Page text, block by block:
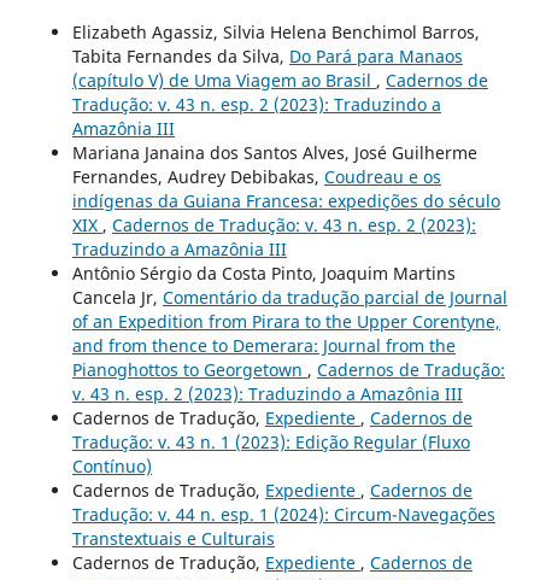
Elizabeth Agassiz, Silvia Helena Benchimol Barros,
Tabita Fernandes da Silva, Do Pará para Manaos
(capítulo V) de Uma Viagem ao Brasil , Cadernos de
Tradução: v. 43 n. esp. 2 (2023): Traduzindo a
Amazônia III
Mariana Janaina dos Santos Alves, José Guilherme
Fernandes, Audrey Debibakas, Coudreau e os
indígenas da Guiana Francesa: expedições do século
XIX , Cadernos de Tradução: v. 43 n. esp. 2 (2023):
Traduzindo a Amazônia III
Antônio Sérgio da Costa Pinto, Joaquim Martins
Cancela Jr, Comentário da tradução parcial de Journal
of an Expedition from Pirara to the Upper Corentyne,
and from thence to Demerara: Journal from the
Pianoghottos to Georgetown , Cadernos de Tradução:
v. 43 n. esp. 2 (2023): Traduzindo a Amazônia III
Cadernos de Tradução, Expediente , Cadernos de
Tradução: v. 43 n. 1 (2023): Edição Regular (Fluxo
Contínuo)
Cadernos de Tradução, Expediente , Cadernos de
Tradução: v. 44 n. esp. 1 (2024): Circum-Navegações
Transtextuais e Culturais
Cadernos de Tradução, Expediente , Cadernos de